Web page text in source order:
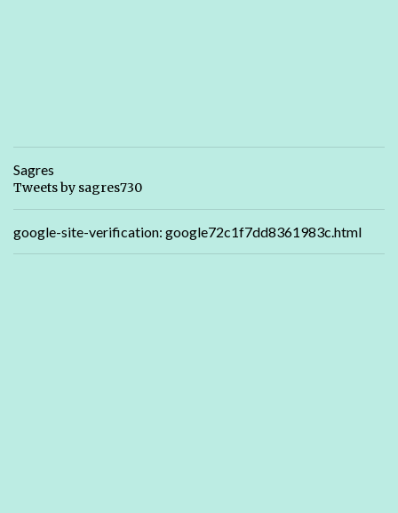
Sagres
Tweets by sagres730
google-site-verification: google72c1f7dd8361983c.html